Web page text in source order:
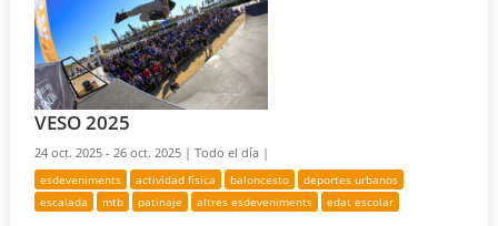
VESO 2025
24 oct. 2025 - 26 oct. 2025 |Todo el día |
esdeveniments actividad física baloncesto
deportes urbanos
escalada
mtb patinaje altres esdeveniments edat escolar